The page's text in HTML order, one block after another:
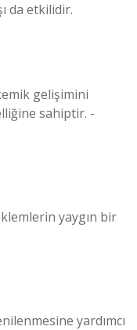
da etkilidir.
gelişimini
sahiptir. -
yaygın bir
yardımcı